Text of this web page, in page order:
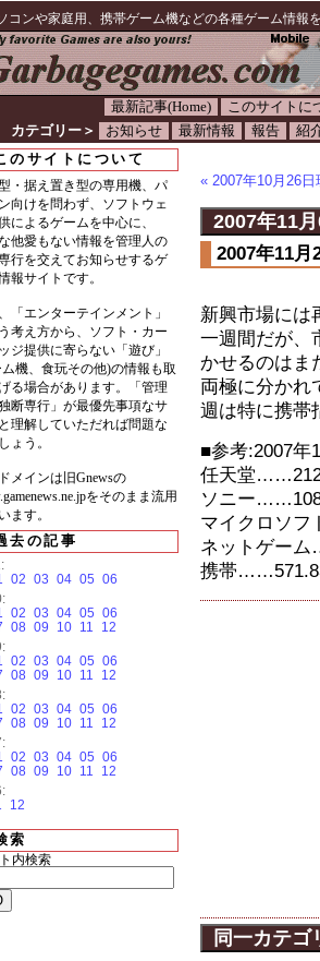
コンや家庭用、携帯ゲーム機などの各種ゲーム情報
最新記事(Home)
このサイトに
カテゴリー＞
お知らせ 最新情報 報告 紹
« 2007年10月26
2007年11
2007年11月
新興市場には
一週間だが、
かせるのはま
両極に分かれ
週は特に携帯
■参考:2007年
任天堂
ソニー
マイクロソ
ネットゲー
携帯
同一カテゴ
のサイトについて
・据え置き型の専用機、パ
向けを問わず、ソフトウェ
によるゲームを中心に、
他愛もない情報を管理人の
行を交えてお知らせするゲ
報サイトです。
「エンターテインメント」
考え方から、ソフト・カー
ジ提供に寄らない「遊び」
機、食玩その他)の情報も取
る場合があります。「管理
断専行」が最優先事項なサ
理解していただれば問題な
ょう。
メインは旧Gnewsの
をそのまま流用
ます。
去の記事
02 03 04 05 06
02 03 04 05 06
08 09 10 11
12
02 03 04 05 06
08 09 10 11
12
02 03 04 05 06
08 09 10 11
12
02 03 04 05 06
08 09 10 11
12
12
索
内検索